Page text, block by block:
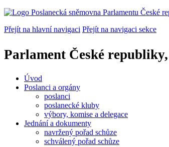
Přejít na hlavní navigaci Přejít na navigaci sekce
Parlament České
Úvod
Poslanci a orgány
poslanci
poslanecké kluby
výbory, komise a delegace
Jednání a dokumenty
navržený pořad schůze
schválený pořad schůze